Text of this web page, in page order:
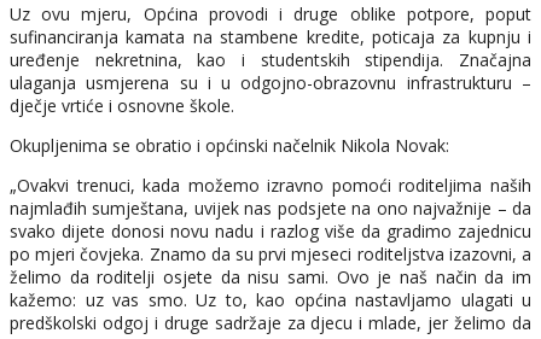
Uz ovu mjeru, Općina provodi i druge oblike potpore, poput
sufinanciranja kamata na stambene kredite, poticaja za kupnju i
uređenje nekretnina, kao i studentskih stipendija. Značajna
ulaganja usmjerena su i u odgojno-obrazovnu infrastrukturu –
dječje vrtiće i osnovne škole.
Okupljenima se obratio i općinski načelnik Nikola Novak:
„Ovakvi trenuci, kada možemo izravno pomoći roditeljima naših
najmlađih sumještana, uvijek nas podsjete na ono najvažnije – da
svako dijete donosi novu nadu i razlog više da gradimo zajednicu
po mjeri čovjeka. Znamo da su prvi mjeseci roditeljstva izazovni, a
želimo da roditelji osjete da nisu sami. Ovo je naš način da im
kažemo: uz vas smo. Uz to, kao općina nastavljamo ulagati u
predškolski odgoj i druge sadržaje za djecu i mlade, jer želimo da